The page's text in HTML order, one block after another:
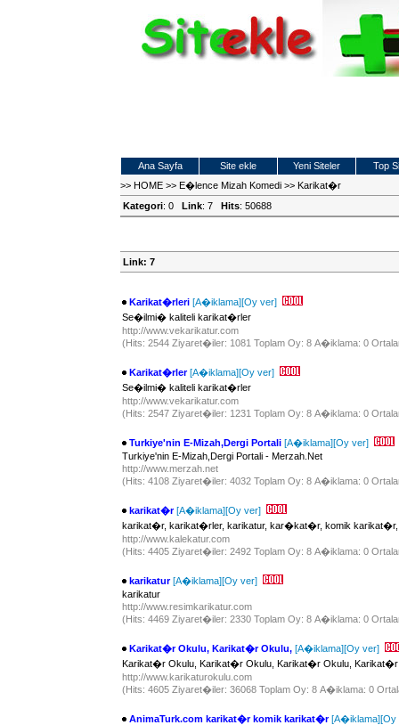
Ana Sayfa Site ekle Yeni Siteler
Top
>> HOME >> E�lence Mizah Komedi >> Karikat�r
Kategori: 0 Link: 7 Hits: 50688
Link: 7
Karikat�rleri [A�iklama][Oy ver]
Se�ilmi� kaliteli karikat�rler
http://www.vekarikatur.com
(Hits: 2544 Ziyaret�iler: 1081 Toplam Oy: 8 A�iklama: 0
Karikat�rler [A�iklama][Oy ver]
Se�ilmi� kaliteli karikat�rler
http://www.vekarikatur.com
(Hits: 2547 Ziyaret�iler: 1231 Toplam Oy: 8 A�iklama: 0
Turkiye'nin E-Mizah,Dergi Portali [A�iklama][Oy ver]
Turkiye'nin E-Mizah,Dergi Portali - Merzah.Net
http://www.merzah.net
(Hits: 4108 Ziyaret�iler: 4032 Toplam Oy: 8 A�iklama: 0
karikat�r [A�iklama][Oy ver]
karikat�r, karikat�rler, karikatur, kar�kat�r, komik
http://www.kalekatur.com
(Hits: 4405 Ziyaret�iler: 2492 Toplam Oy: 8 A�iklama: 0
karikatur [A�iklama][Oy ver]
karikatur
http://www.resimkarikatur.com
(Hits: 4469 Ziyaret�iler: 2330 Toplam Oy: 8 A�iklama: 0
Karikat�r Okulu, Karikat�r Okulu, [A�iklama][Oy ver]
Karikat�r Okulu, Karikat�r Okulu, Karikat�r Okulu, Karikat�r
http://www.karikaturokulu.com
(Hits: 4605 Ziyaret�iler: 36068 Toplam Oy: 8 A�iklama: 0
AnimaTurk.com karikat�r komik karikat�r[A�iklama][Oy